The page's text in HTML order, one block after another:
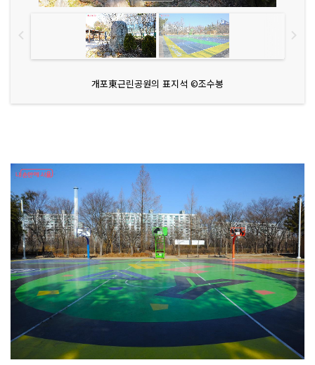
개포東근린공원의 표지석 ©조수봉